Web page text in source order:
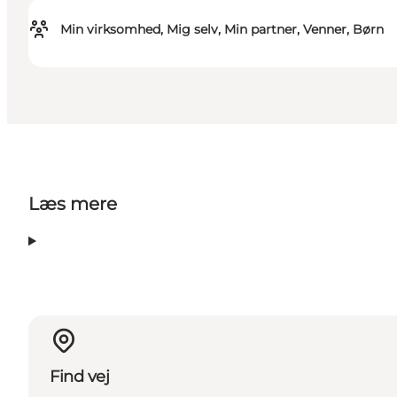
Min virksomhed, Mig selv, Min partner, Venner, Børn
Læs mere
Find vej